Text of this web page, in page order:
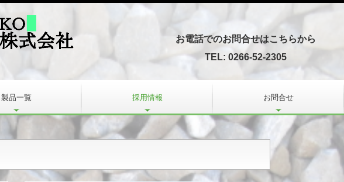
お電話でのお問合せはこちらから
TEL: 0266-52-2305
製品一覧 採用情報 お問合せ